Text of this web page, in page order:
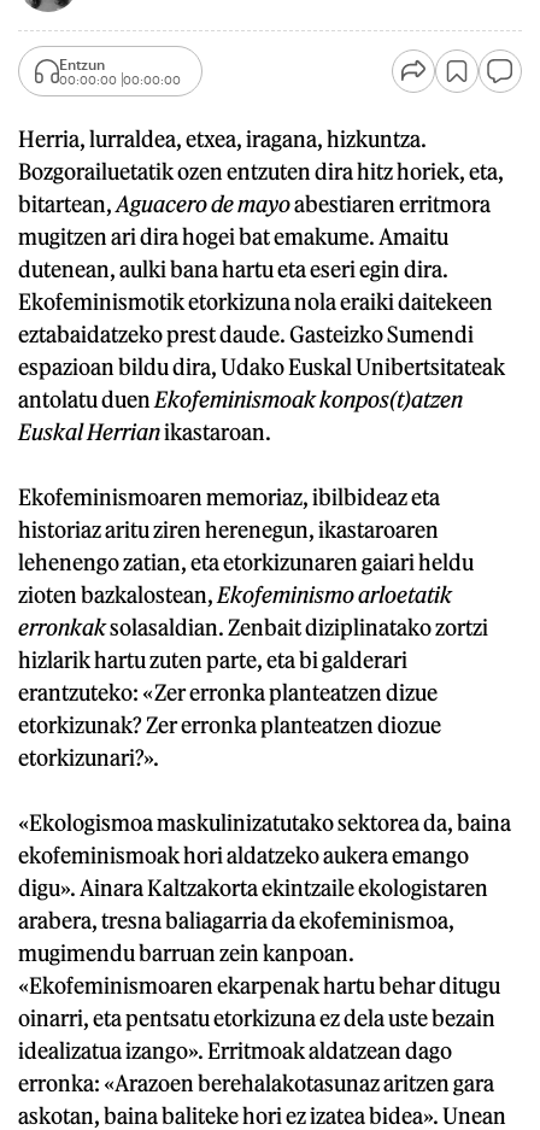
Entzun
00:00:00 00:00:00
Herria, lurraldea, etxea, iragana, hizkuntza.
Bozgorailuetatik ozen entzuten dira hitz horiek, eta,
bitartean,Aguacero de mayoabestiaren erritmora
mugitzen ari dira hogei bat emakume. Amaitu
dutenean, aulki bana hartu eta eseri egin dira.
Ekofeminismotik etorkizuna nola eraiki daitekeen
eztabaidatzeko prest daude. Gasteizko Sumendi
espazioan bildu dira, Udako Euskal Unibertsitateak
antolatu duen Ekofeminismoak konpos(t)atzen
Euskal Herrianikastaroan.
Ekofeminismoaren memoriaz, ibilbideaz eta
historiaz aritu ziren herenegun, ikastaroaren
lehenengo zatian, eta etorkizunaren gaiari heldu
zioten bazkalostean, Ekofeminismo arloetatik
erronkaksolasaldian. Zenbait diziplinatako zortzi
hizlarik hartu zuten parte, eta bi galderari
erantzuteko: «Zer erronka planteatzen dizue
etorkizunak? Zer erronka planteatzen diozue
etorkizunari?».
«Ekologismoa maskulinizatutako sektorea da, baina
ekofeminismoak hori aldatzeko aukera emango
digu». Ainara Kaltzakorta ekintzaile ekologistaren
arabera, tresna baliagarria da ekofeminismoa,
mugimendu barruan zein kanpoan.
«Ekofeminismoaren ekarpenak hartu behar ditugu
oinarri, eta pentsatu etorkizuna ez dela uste bezain
idealizatua izango». Erritmoak aldatzean dago
erronka: «Arazoen berehalakotasunaz aritzen gara
askotan, baina baliteke hori ez izatea bidea». Unean